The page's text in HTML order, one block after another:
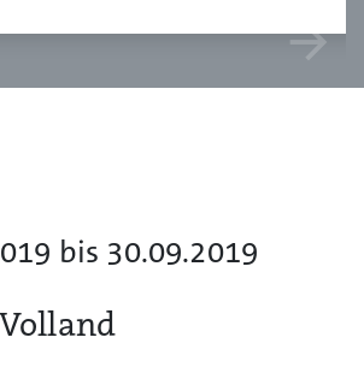
arrow_forward
bis 30.09.2019